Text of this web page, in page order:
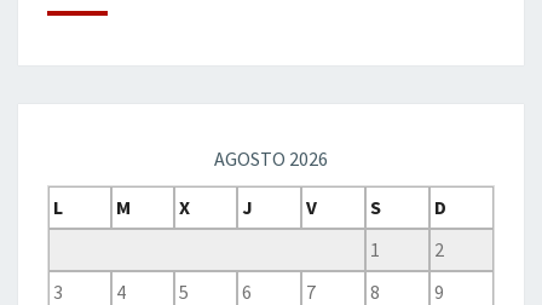
AGOSTO 2026
L
M X J V S
D
1
2
3
4 5 6 7 8
9